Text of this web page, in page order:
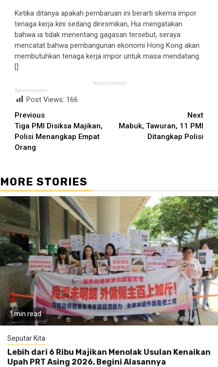
Ketika ditanya apakah pembaruan ini berarti skema impor
tenaga kerja kini sedang diresmikan, Hui mengatakan
bahwa ia tidak menentang gagasan tersebut, seraya
mencatat bahwa pembangunan ekonomi Hong Kong akan
membutuhkan tenaga kerja impor untuk masa mendatang.
[]
Advertisement
Advertisement
Post Views: 166
Continue
Reading
Previous
Tiga PMI Disiksa Majikan,
Polisi Menangkap Empat
Orang
Next
Mabuk, Tawuran, 11 PMI
Ditangkap Polisi
MORE STORIES
1 min read
Seputar Kita
Lebih dari 6 Ribu Majikan Menolak Usulan Kenaikan
Upah PRT Asing 2026, Begini Alasannya